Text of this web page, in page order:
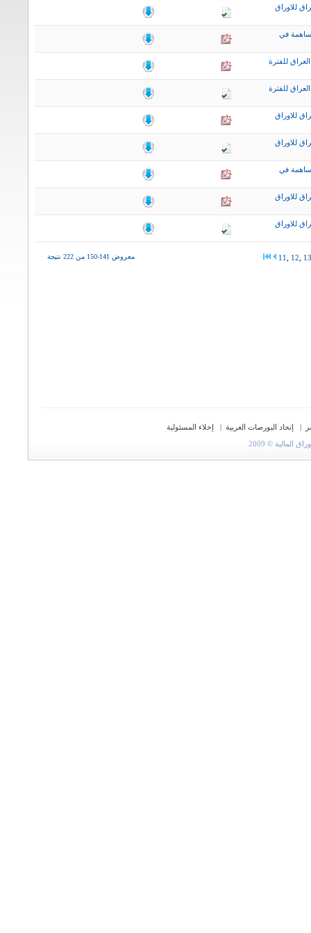
للاوراق
في
للفترة
للفترة
للاوراق
للاوراق
في
للاوراق
للاوراق
معروض 141-150 من 222 نتيجة 11 12 13
| إتحاد البورصات العربية |
إخلاء المسئولية
© 2009